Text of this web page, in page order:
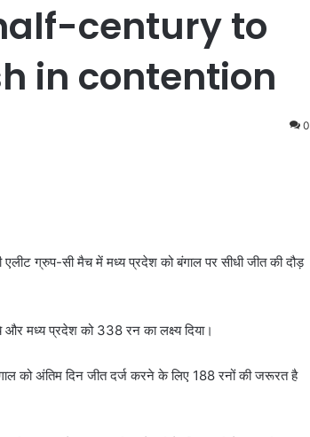
century to
in contention
0
ग्रुप-सी मैच में मध्य प्रदेश को बंगाल पर सीधी जीत की दौड़
मध्य प्रदेश को 338 रन का लक्ष्य दिया।
को अंतिम दिन जीत दर्ज करने के लिए 188 रनों की जरूरत है